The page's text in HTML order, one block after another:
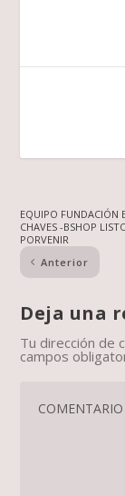
EQUIPO FUNDACIÓN
CHAVES -BSHOP
PORVENIR
Anterior
Deja una
Tu dirección de
campos